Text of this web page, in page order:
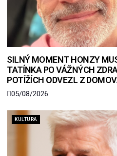
SILNÝ MOMENT HONZY
TATÍNKA PO VÁŽNÝCH
POTÍŽÍCH ODVEZL Z
05/08/2026
KULTURA